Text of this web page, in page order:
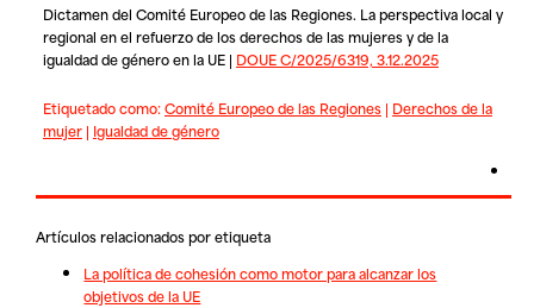
Dictamen del Comité Europeo de las Regiones. La perspectiva local y
regional en el refuerzo de los derechos de las mujeres y de la
igualdad de género en la UE | DOUE C/2025/6319, 3.12.2025
Etiquetado como:Comité Europeo de las Regiones| Derechos de la
mujer| Igualdad de género
Artículos relacionados por etiqueta
La política de cohesión como motor para alcanzar los
objetivos de la UE